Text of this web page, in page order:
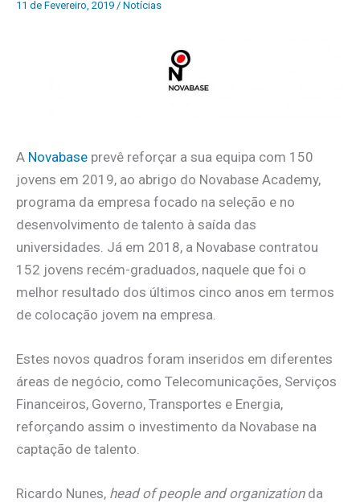
11 de Fevereiro, 2019 / Notícias
A Novabase prevê reforçar a sua equipa com 150
jovens em 2019, ao abrigo do Novabase Academy,
programa da empresa focado na seleção e no
desenvolvimento de talento à saída das
universidades. Já em 2018, a Novabase contratou
152 jovens recém-graduados, naquele que foi o
melhor resultado dos últimos cinco anos em termos
de colocação jovem na empresa.
Estes novos quadros foram inseridos em diferentes
áreas de negócio, como Telecomunicações, Serviços
Financeiros, Governo, Transportes e Energia,
reforçando assim o investimento da Novabase na
captação de talento.
Ricardo Nunes, head of people and organizationda